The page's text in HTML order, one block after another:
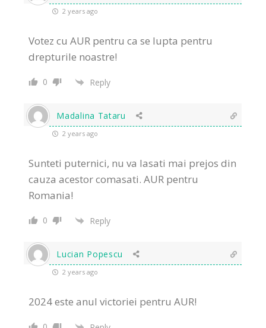
2 years ago
Votez cu AUR pentru ca se lupta pentru
drepturile noastre!
0 Reply
Madalina Tataru
2 years ago
Sunteti puternici, nu va lasati mai prejos din
cauza acestor comasati. AUR pentru
Romania!
0 Reply
Lucian Popescu
2 years ago
2024 este anul victoriei pentru AUR!